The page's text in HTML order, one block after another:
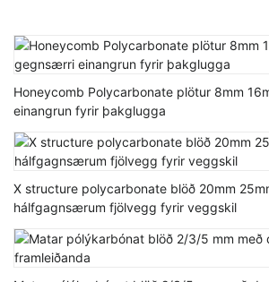
Honeycomb Polycarbonate plötur 8mm
einangrun fyrir þakglugga
X structure polycarbonate blöð 20mm
hálfgagnsærum fjölvegg fyrir veggskil